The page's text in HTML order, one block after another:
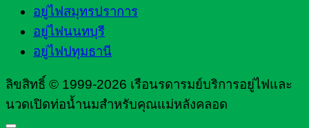
อยู่ไฟสมุทรปราการ
อยู่ไฟนนทบุรี
อยู่ไฟปทุมธานี
ลิขสิทธิ์ © 1999-2026 เรือนรดารมย์บริการอยู่ไฟและ
นวดเปิดท่อน้ำนมสำหรับคุณแม่หลังคลอด